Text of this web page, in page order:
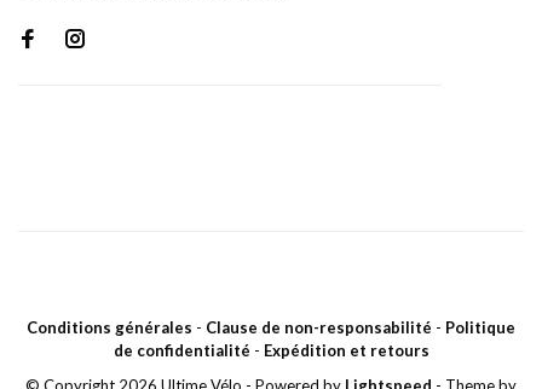
Conditions générales - Clause de non-responsabilité - Politique
de confidentialité - Expédition et retours
© Copyright 2026 Ultime Vélo - Powered by Lightspeed - Theme by